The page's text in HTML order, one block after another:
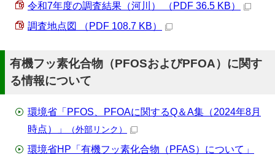
令和7年度の調査結果（河川） （PDF 36.5 KB）
調査地点図 （PDF 108.7 KB）
有機フッ素化合物（PFOSおよびPFOA）に関す
る情報について
環境省「PFOS、PFOAに関するQ＆A集（2024年8月
時点）」
（外部リンク）
環境省HP「有機フッ素化合物（PFAS）について」